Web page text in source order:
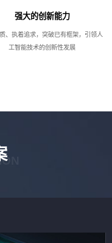
强大的创新能力
、执着追求，突破已有框架，引领人
工智能技术的创新性发展